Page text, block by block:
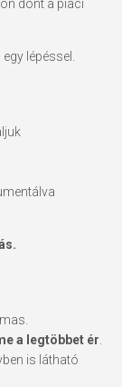
dönt a piaci
lépéssel.
a legtöbbet ér
is látható